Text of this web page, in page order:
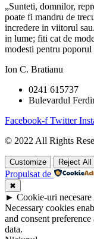
„Sunteti, domnilor,
poate fi mandru de
incredere in viitorul
in lume; fiti cat de
modesti pentru poporul
Ion C. Bratianu
0241 615737
Bulevardul
Facebook-f Twitter
© 2022 All Rights
Customize Reject All
Propulsat de
✖
► Cookie-uri necesare
Necessary cookies
and consent
data.